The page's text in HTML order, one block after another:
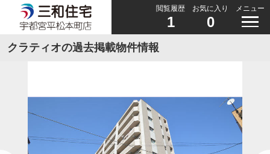
閲覧履歴
1
お気に入り
0
メニュー
クラティオの過去掲載物件情報